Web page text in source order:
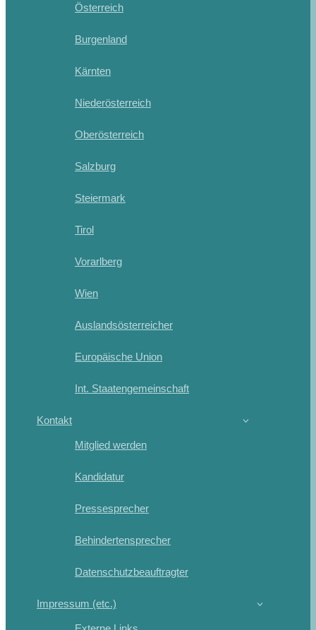
Österreich
Burgenland
Kärnten
Niederösterreich
Oberösterreich
Salzburg
Steiermark
Tirol
Vorarlberg
Wien
Auslandsösterreicher
Europäische Union
Int. Staatengemeinschaft
Kontakt
Mitglied werden
Kandidatur
Pressesprecher
Behindertensprecher
Datenschutzbeauftragter
Impressum (etc.)